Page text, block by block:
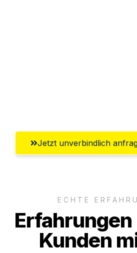
Jetzt unverbindlich
ECHTE
Kunden